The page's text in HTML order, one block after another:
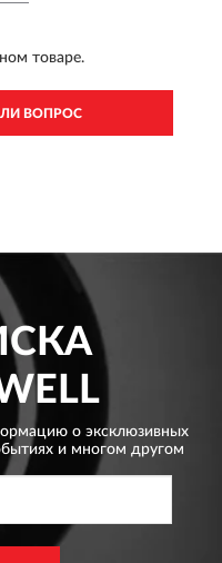
товаре.
ВОПРОС
о эксклюзивных
и многом другом